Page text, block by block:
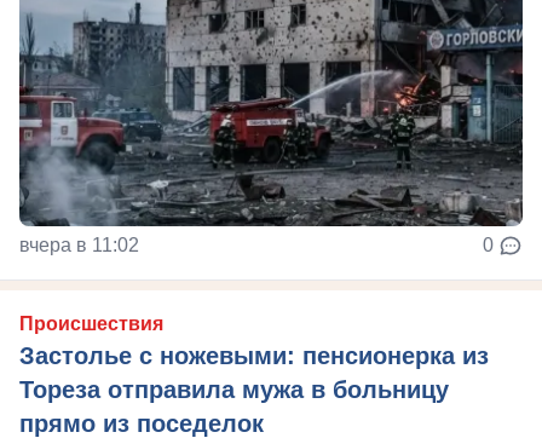
вчера в 11:02 0
Происшествия
Застолье с ножевыми: пенсионерка из
Тореза отправила мужа в больницу
прямо из поседелок